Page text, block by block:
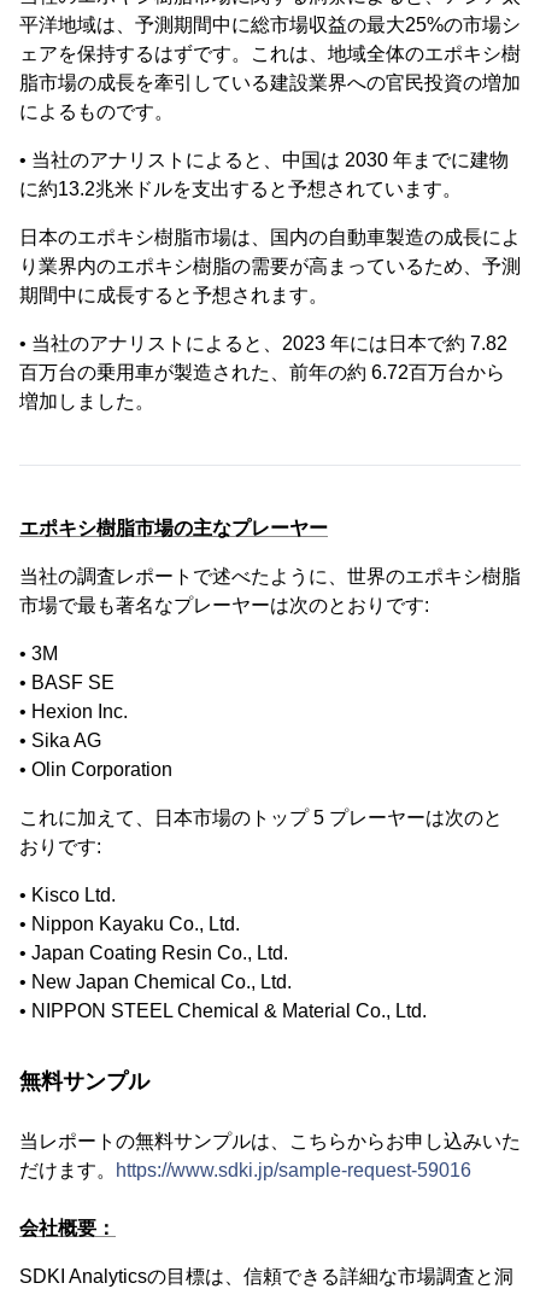
平洋地域は、予測期間中に総市場収益の最大25%の市場シ
ェアを保持するはずです。これは、地域全体のエポキシ樹
脂市場の成長を牽引している建設業界への官民投資の増加
によるものです。
• 当社のアナリストによると、中国は 2030 年までに建物
に約13.2兆米ドルを支出すると予想されています。
日本のエポキシ樹脂市場は、国内の自動車製造の成長によ
り業界内のエポキシ樹脂の需要が高まっているため、予測
期間中に成長すると予想されます。
• 当社のアナリストによると、2023 年には日本で約 7.82
百万台の乗用車が製造された、前年の約 6.72百万台から
増加しました。
エポキシ樹脂市場の主なプレーヤー
当社の調査レポートで述べたように、世界のエポキシ樹脂
市場で最も著名なプレーヤーは次のとおりです:
• 3M
• BASF SE
• Hexion Inc.
• Sika AG
• Olin Corporation
これに加えて、日本市場のトップ 5 プレーヤーは次のと
おりです:
• Kisco Ltd.
• Nippon Kayaku Co., Ltd.
• Japan Coating Resin Co., Ltd.
• New Japan Chemical Co., Ltd.
• NIPPON STEEL Chemical & Material Co., Ltd.
無料サンプル
当レポートの無料サンプルは、こちらからお申し込みいた
だけます。
https://www.sdki.jp/sample-request-59016
会社概要：
SDKI Analyticsの目標は、信頼できる詳細な市場調査と洞